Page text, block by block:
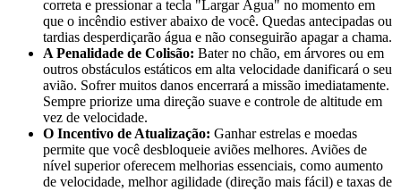
correta e pressionar a tecla "Largar Água" no momento em
que o incêndio estiver abaixo de você. Quedas antecipadas ou
tardias desperdiçarão água e não conseguirão apagar a chama.
A Penalidade de Colisão: Bater no chão, em árvores ou em
outros obstáculos estáticos em alta velocidade danificará o seu
avião. Sofrer muitos danos encerrará a missão imediatamente.
Sempre priorize uma direção suave e controle de altitude em
vez de velocidade.
O Incentivo de Atualização: Ganhar estrelas e moedas
permite que você desbloqueie aviões melhores. Aviões de
nível superior oferecem melhorias essenciais, como aumento
de velocidade, melhor agilidade (direção mais fácil) e taxas de